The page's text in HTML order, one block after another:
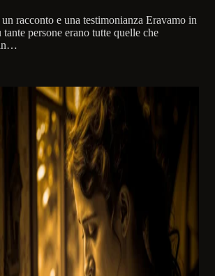
racconto e una testimonianza Eravamo in
persone erano tutte quelle che
in…